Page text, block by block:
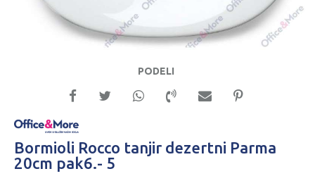
PODELI
Bormioli Rocco tanjir dezertni Parma
20cm pak6.- 5